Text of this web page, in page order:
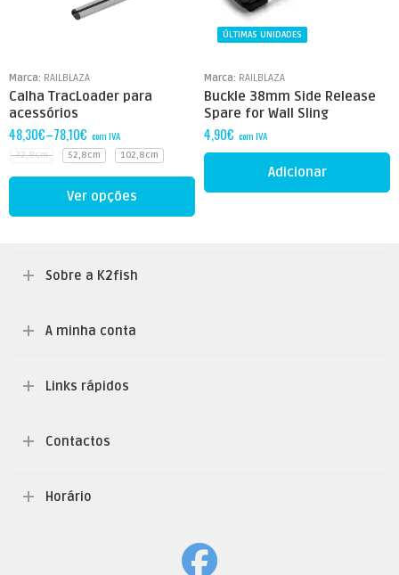
Marca: RAILBLAZA
Calha TracLoader para
acessórios
48,30€–78,10€ com IVA
32,8cm 52,8cm 102,8cm
Ver opções
Marca: RAILBLAZA
Buckle 38mm Side Release
Spare for Wall Sling
ÚLTIMAS UNIDADES
4,90€ com IVA
Adicionar
Sobre a K2fish
A minha conta
Links rápidos
Contactos
Horário